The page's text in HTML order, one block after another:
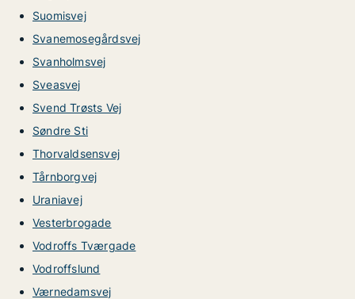
Suomisvej
Svanemosegårdsvej
Svanholmsvej
Sveasvej
Svend Trøsts Vej
Søndre Sti
Thorvaldsensvej
Tårnborgvej
Uraniavej
Vesterbrogade
Vodroffs Tværgade
Vodroffslund
Værnedamsvej